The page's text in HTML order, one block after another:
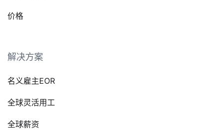
价格
解决方案
名义雇主EOR
全球灵活用工
全球薪资